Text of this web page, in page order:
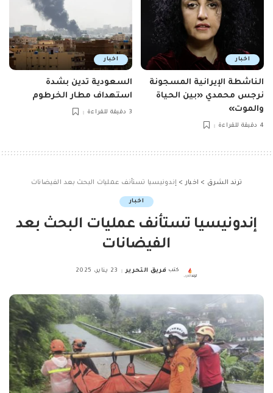
اخبار
الناشطة الإيرانية المسجونة
نرجس محمدي «بين الحياة
والموت»
4 دقيقة للقراءة
اخبار
السعودية تدين بشدة
استهداف مطار الخرطوم
3 دقيقة للقراءة
ترند الشرق > اخبار > إندونيسيا تستأنف عمليات البحث بعد الفيضانات
اخبار
إندونيسيا تستأنف عمليات البحث بعد
الفيضانات
Posted
كتب فريق التحرير 23 يناير، 2025